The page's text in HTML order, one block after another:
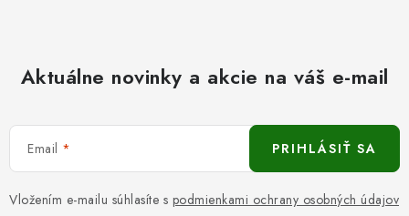
Aktuálne novinky a akcie na váš e-mail
Email
Vložením e-mailu súhlasíte s podmienkami ochrany osobných údajov
PRIHLÁSIŤ SA